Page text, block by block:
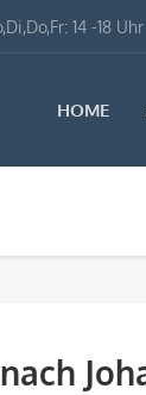
14 -18 Uhr
HOME